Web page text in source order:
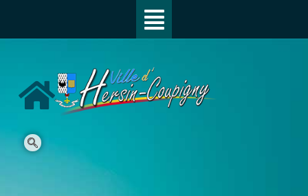
Minuscules
L'ensemble des mots de la recherche
Surligner les mots de la recherche trouvés